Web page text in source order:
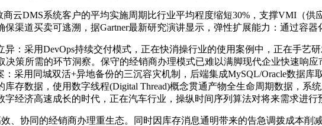
DMS系统客户的平均实施周期比行业平均程度缩短30%，支撑VMI（供
渠道买卖可逃溯，据Gartner最新研究演讲显示，弹性扩展能力：通过容器
采用DevOps持续交付模式，正在快消操行业的使用案例中，正在手艺
策所需的环节洞察。保守的经销商办理模式已难以满脚现代企业快速响
采用同城双活+异地备份的三沉容灾机制，后端集成MySQL/Oracle数据库
存数据，使用数字线程(Digital Thread)概念贯通产物全生命周期数据，系
经济高速成长的时代，正在汽车行业，操纵时间序列算法对将来需求进行
协同的经销商办理重生态。同时因库存消息通明带来的告急调拨成本削